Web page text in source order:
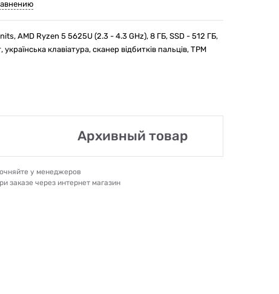
AMD Ryzen 5 5625U (2.3 - 4.3 GHz), 8 ГБ, SSD - 512 ГБ,
клавіатура, сканер відбитків пальців, TPM
Архивный товар
у менеджеров
заказе через интернет магазин